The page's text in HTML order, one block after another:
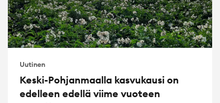
Uutinen
Keski-Pohjanmaalla kasvukausi on
edelleen edellä viime vuoteen